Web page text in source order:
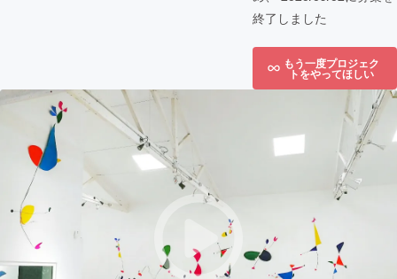
終了しました
もう一度プロジェク
トをやってほしい